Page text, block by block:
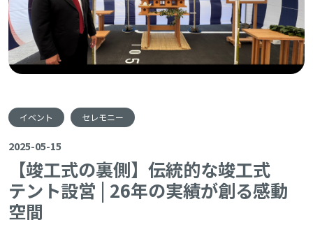
イベント セレモニー
2025-05-15
【竣工式の裏側】伝統的な竣工式
テント設営 | 26年の実績が創る感動
空間